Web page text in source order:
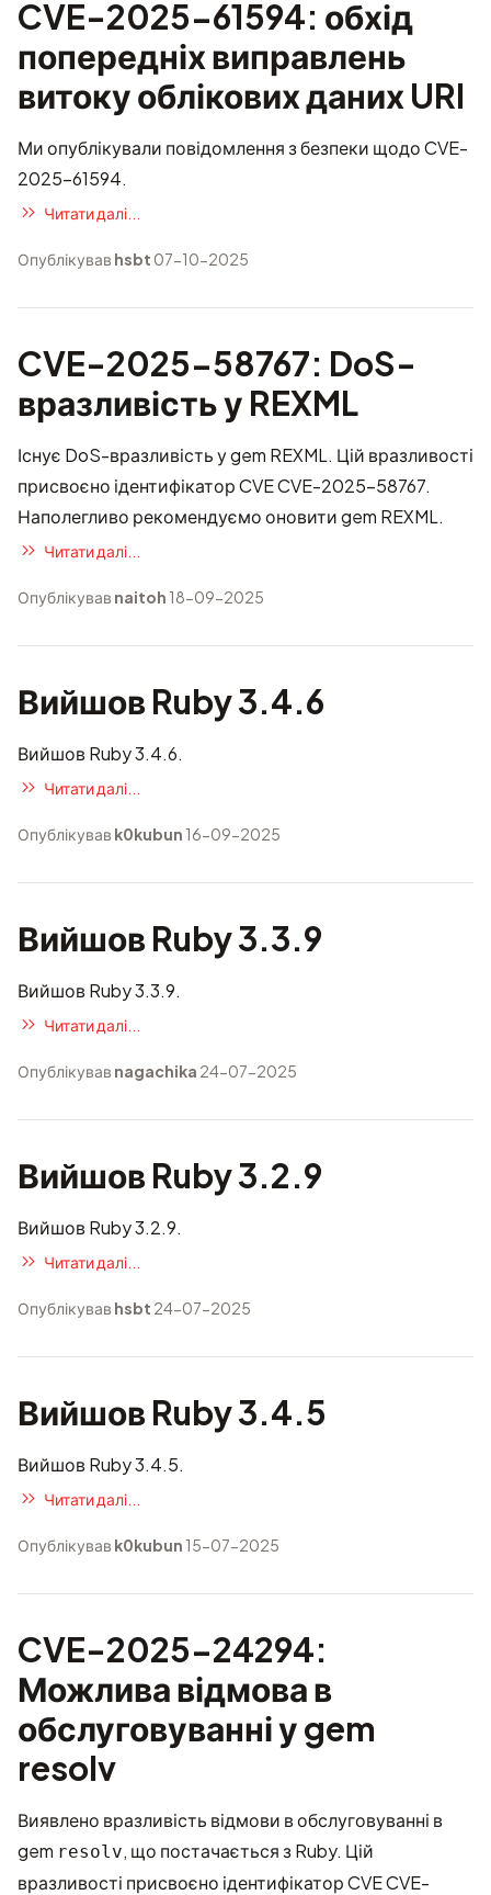
CVE-2025-61594: обхід
попередніх виправлень
витоку облікових даних URI
Ми опублікували повідомлення з безпеки щодо CVE-
2025-61594.
Читати далі...
Опублікував hsbt 07-10-2025
CVE-2025-58767: DoS-
вразливість у REXML
Існує DoS-вразливість у gem REXML. Цій вразливості
присвоєно ідентифікатор CVECVE-2025-58767.
Наполегливо рекомендуємо оновити gem REXML.
Читати далі...
Опублікував naitoh 18-09-2025
Вийшов Ruby 3.4.6
Вийшов Ruby 3.4.6.
Читати далі...
Опублікував k0kubun 16-09-2025
Вийшов Ruby 3.3.9
Вийшов Ruby 3.3.9.
Читати далі...
Опублікував nagachika 24-07-2025
Вийшов Ruby 3.2.9
Вийшов Ruby 3.2.9.
Читати далі...
Опублікував hsbt 24-07-2025
Вийшов Ruby 3.4.5
Вийшов Ruby 3.4.5.
Читати далі...
Опублікував k0kubun 15-07-2025
CVE-2025-24294:
Можлива відмова в
обслуговуванні у gem
resolv
Виявлено вразливість відмови в обслуговуванні в
gem resolv, що постачається з Ruby. Цій
вразливості присвоєно ідентифікатор CVECVE-